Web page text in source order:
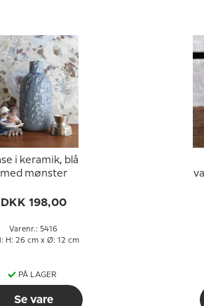
i keramik, blå
med mønster
DKK 198,00
Varenr.: 5416
H: 26 cm x Ø: 12 cm
PÅ LAGER
Se vare